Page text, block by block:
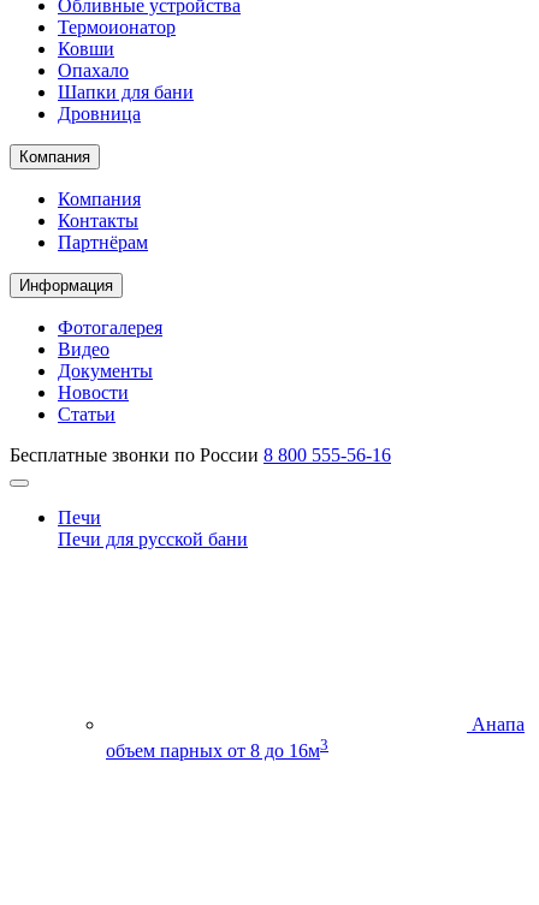
Обливные устройства
Термоионатор
Ковши
Опахало
Шапки для бани
Дровница
Компания
Компания
Контакты
Партнёрам
Информация
Фотогалерея
Видео
Документы
Новости
Статьи
Бесплатные звонки по России 8 800 555-56-16
Печи
Печи для русской бани
Анапа
объем парных от 8 до 16м3